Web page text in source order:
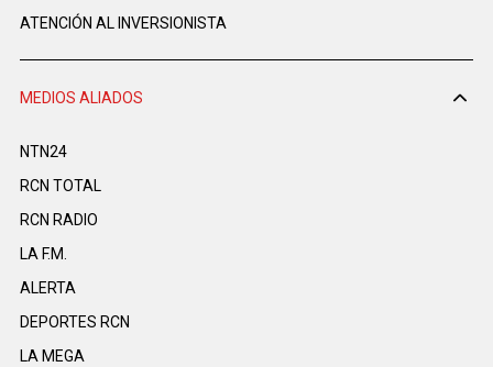
ATENCIÓN AL INVERSIONISTA
MEDIOS ALIADOS
NTN24
RCN TOTAL
RCN RADIO
LA F.M.
ALERTA
DEPORTES RCN
LA MEGA